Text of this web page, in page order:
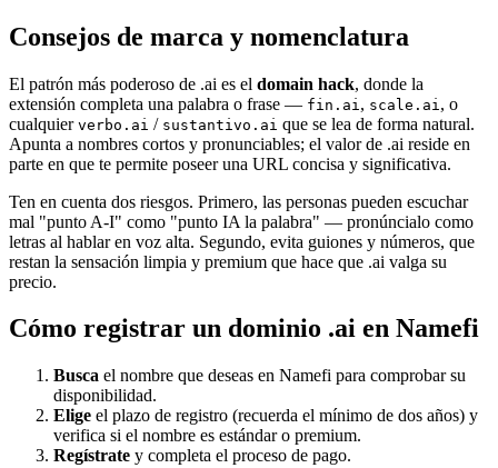
Consejos de marca y nomenclatura
El patrón más poderoso de .ai es el domain hack, donde la
extensión completa una palabra o frase — fin.ai , scale.ai , o
cualquier verbo.ai / sustantivo.ai que se lea de forma natural.
Apunta a nombres cortos y pronunciables; el valor de .ai reside en
parte en que te permite poseer una URL concisa y significativa.
Ten en cuenta dos riesgos. Primero, las personas pueden escuchar
mal "punto A-I" como "punto IA la palabra" — pronúncialo como
letras al hablar en voz alta. Segundo, evita guiones y números, que
restan la sensación limpia y premium que hace que .ai valga su
precio.
Cómo registrar un dominio .ai en Namefi
Busca el nombre que deseas en Namefi para comprobar su
disponibilidad.
Elige el plazo de registro (recuerda el mínimo de dos años) y
verifica si el nombre es estándar o premium.
Regístrate y completa el proceso de pago.